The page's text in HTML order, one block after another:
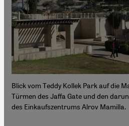
Blick vom Teddy Kollek Park auf die
Türmen des Jaffa Gate und den
des Einkaufszentrums Alrov Mamilla.